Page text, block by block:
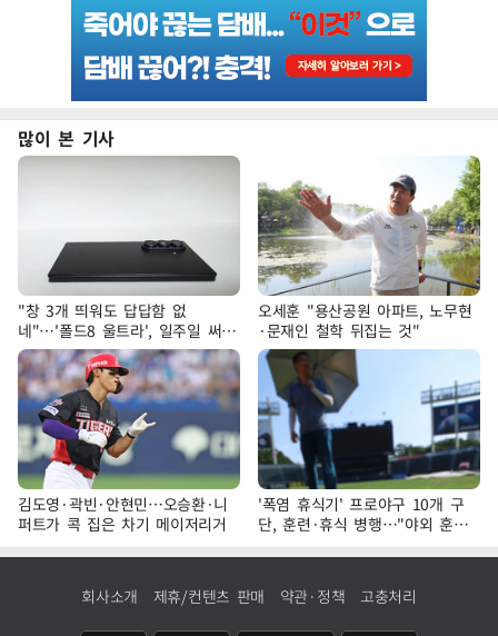
많이 본 기사
"창 3개 띄워도 답답함 없
네"…'폴드8 울트라', 일주일 써보
니
오세훈 "용산공원 아파트, 노무현
·문재인 철학 뒤집는 것"
김도영·곽빈·안현민…오승환·니
퍼트가 콕 집은 차기 메이저리거
'폭염 휴식기' 프로야구 10개 구
단, 훈련·휴식 병행…"야외 훈련
해도 안전 최우선"
회사소개 제휴/컨텐츠 판매 약관·정책 고충처리